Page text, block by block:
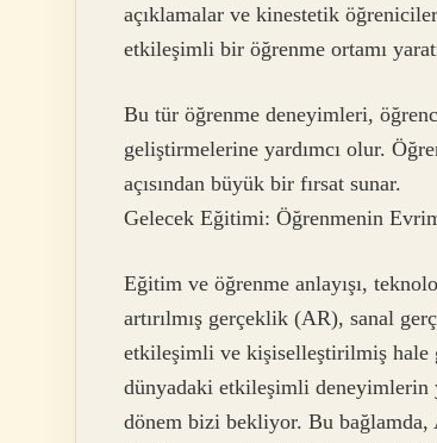
açıklamalar ve kinestetik
etkileşimli bir öğrenme ortamı
Bu tür öğrenme deneyimleri,
geliştirmelerine yardımcı olur.
açısından büyük bir fırsat sunar.
Gelecek Eğitimi: Öğrenmenin
Eğitim ve öğrenme anlayışı,
artırılmış gerçeklik (AR), sanal
etkileşimli ve kişiselleştirilmiş hale
dünyadaki etkileşimli deneyimlerin
dönem bizi bekliyor. Bu